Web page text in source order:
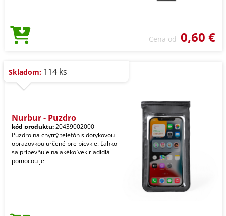
Cena od 0,60 €
Skladom: 114 ks
Nurbur - Puzdro
kód produktu:20439002000
Puzdro na chytrý telefón s dotykovou
obrazovkou určené pre bicykle. Ľahko
sa pripevňuje na akékoľvek riadidlá
pomocou je